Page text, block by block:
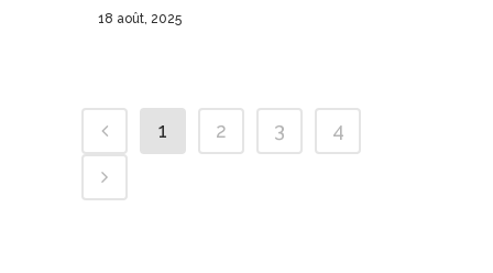
18 août, 2025
1 2 3 4